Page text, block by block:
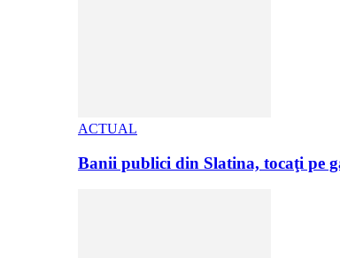
ACTUAL
Banii publici din Slatina, tocaţi pe